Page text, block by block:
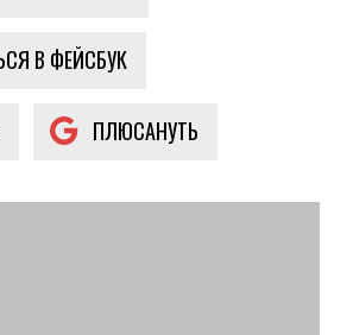
В ФЕЙСБУК
ПЛЮСАНУТЬ